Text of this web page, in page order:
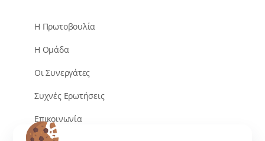
Η Πρωτοβουλία
Η Ομάδα
Οι Συνεργάτες
Συχνές Ερωτήσεις
Επικοινωνία